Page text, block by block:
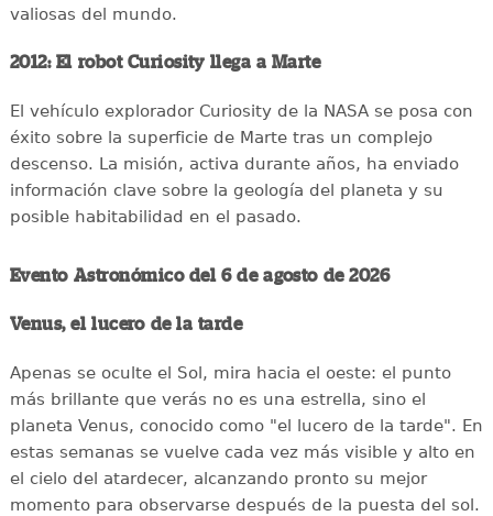
valiosas del mundo.
2012: El robot Curiosity llega a Marte
El vehículo explorador Curiosity de la NASA se posa con
éxito sobre la superficie de Marte tras un complejo
descenso. La misión, activa durante años, ha enviado
información clave sobre la geología del planeta y su
posible habitabilidad en el pasado.
Evento Astronómico del 6 de agosto de 2026
Venus, el lucero de la tarde
Apenas se oculte el Sol, mira hacia el oeste: el punto
más brillante que verás no es una estrella, sino el
planeta Venus, conocido como "el lucero de la tarde". En
estas semanas se vuelve cada vez más visible y alto en
el cielo del atardecer, alcanzando pronto su mejor
momento para observarse después de la puesta del sol.